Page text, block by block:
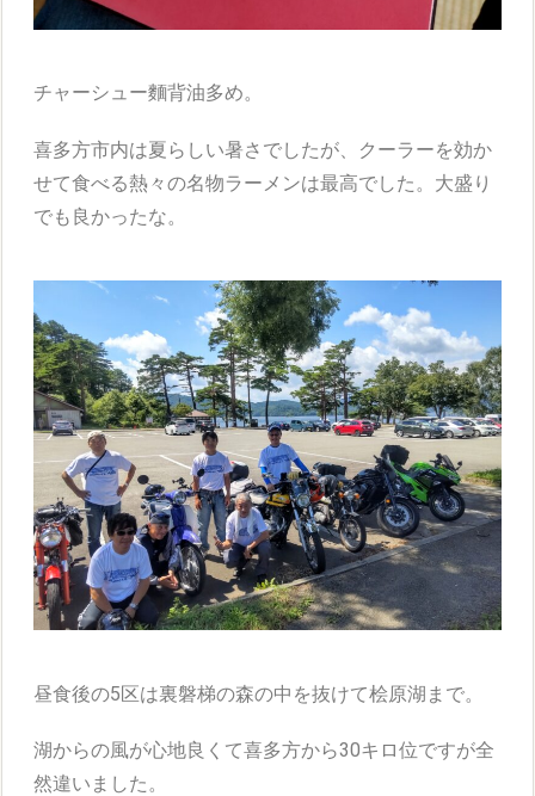
チャーシュー麵背油多め。
喜多方市内は夏らしい暑さでしたが、クーラーを効か
せて食べる熱々の名物ラーメンは最高でした。大盛り
でも良かったな。
昼食後の5区は裏磐梯の森の中を抜けて桧原湖まで。
湖からの風が心地良くて喜多方から30キロ位ですが全
然違いました。